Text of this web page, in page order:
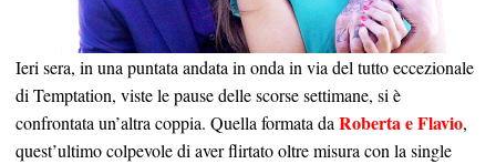
Ieri sera, in una puntata andata in onda in via del tutto eccezionale
di Temptation, viste le pause delle scorse settimane, si è
confrontata un’altra coppia. Quella formata daRoberta e Flavio,
quest’ultimo colpevole di aver flirtato oltre misura con la single